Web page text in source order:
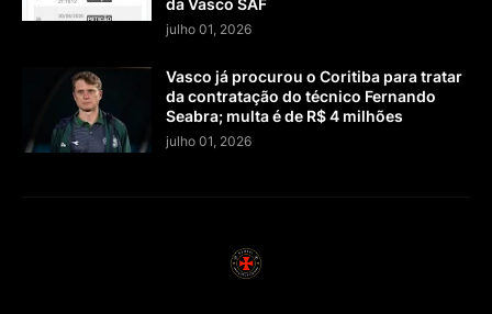
da Vasco SAF
julho 01, 2026
Vasco já procurou o Coritiba para tratar
da contratação do técnico Fernando
Seabra; multa é de R$ 4 milhões
julho 01, 2026